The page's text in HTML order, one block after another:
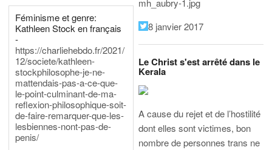
Féminisme et genre:
Kathleen Stock en français
-
https://charliehebdo.fr/2021/
12/societe/kathleen-
stockphilosophe-je-ne-
mattendais-pas-a-ce-que-
le-point-culminant-de-ma-
reflexion-philosophique-soit-
de-faire-remarquer-que-les-
lesbiennes-nont-pas-de-
penis/
mh_aubry-1.jpg
8 janvier 2017
Le Christ s'est arrêté dans le
Kerala
A cause du rejet et de l’hostilité
dont elles sont victimes, bon
nombre de personnes trans ne